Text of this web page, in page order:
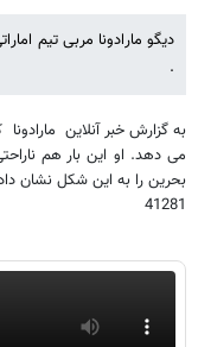
دیگو مارادونا مربی تیم
.
به گزارش خبر آنلاین
می دهد. او این بار هم
بحرین را به این شکل نشان
41281